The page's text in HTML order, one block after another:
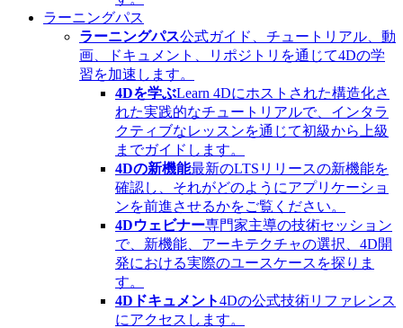
ラーニングパス
ラーニングパス公式ガイド、チュートリアル、動
画、ドキュメント、リポジトリを通じて4Dの学
習を加速します。
4Dを学ぶLearn 4Dにホストされた構造化さ
れた実践的なチュートリアルで、インタラ
クティブなレッスンを通じて初級から上級
までガイドします。
4Dの新機能最新のLTSリリースの新機能を
確認し、それがどのようにアプリケーショ
ンを前進させるかをご覧ください。
4Dウェビナー専門家主導の技術セッション
で、新機能、アーキテクチャの選択、4D開
発における実際のユースケースを探りま
す。
4Dドキュメント4Dの公式技術リファレンス
にアクセスします。